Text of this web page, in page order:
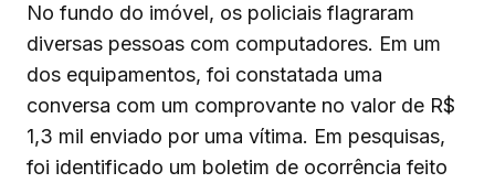
No fundo do imóvel, os policiais flagraram
diversas pessoas com computadores. Em um
dos equipamentos, foi constatada uma
conversa com um comprovante no valor de R$
1,3 mil enviado por uma vítima. Em pesquisas,
foi identificado um boletim de ocorrência feito